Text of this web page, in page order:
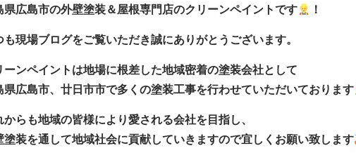
県広島市の外壁塗装＆屋根専門店のクリーンペイントです ！
も現場ブログをご覧いただき誠にありがとうございます。
ーンペイントは地場に根差した地域密着の塗装会社として
県広島市、廿日市市で多くの塗装工事を行わせていただいております
からも地域の皆様により愛される会社を目指し、
塗装を通して地域社会に貢献していきますので宜しくお願い致します